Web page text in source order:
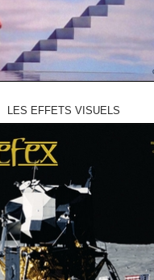
LES EFFETS VISUELS